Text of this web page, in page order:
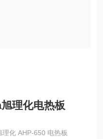
理化电热板
跨境现货Asahi-rika旭理化 AHP-650 电热板